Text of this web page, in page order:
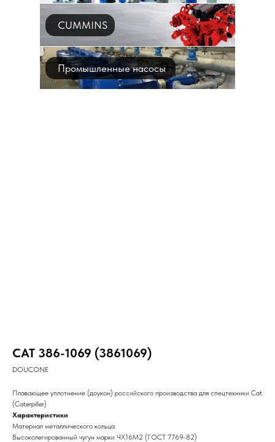
CUMMINS
Промышленные насосы
CAT 386-1069 (3861069)
DOUCONE
Плавающее уплотнение (доукон) российского производства для спецтехники Cat
(Caterpiller)
Характеристики
Материал металлического кольца
Высоколегированный чугун марки ЧХ16М2 (ГОСТ 7769-82)